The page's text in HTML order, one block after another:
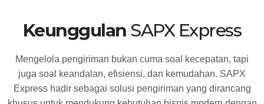
Keunggulan SAPX Express
Mengelola pengiriman bukan cuma soal kecepatan, tapi
juga soal keandalan, efisiensi, dan kemudahan. SAPX
Express hadir sebagai solusi pengiriman yang dirancang